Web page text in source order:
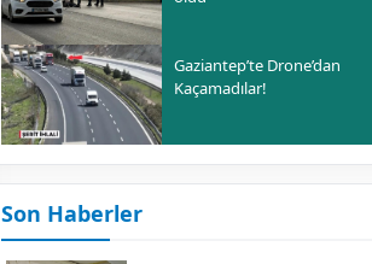
Gaziantep’te Drone’dan
Kaçamadılar!
Son Haberler